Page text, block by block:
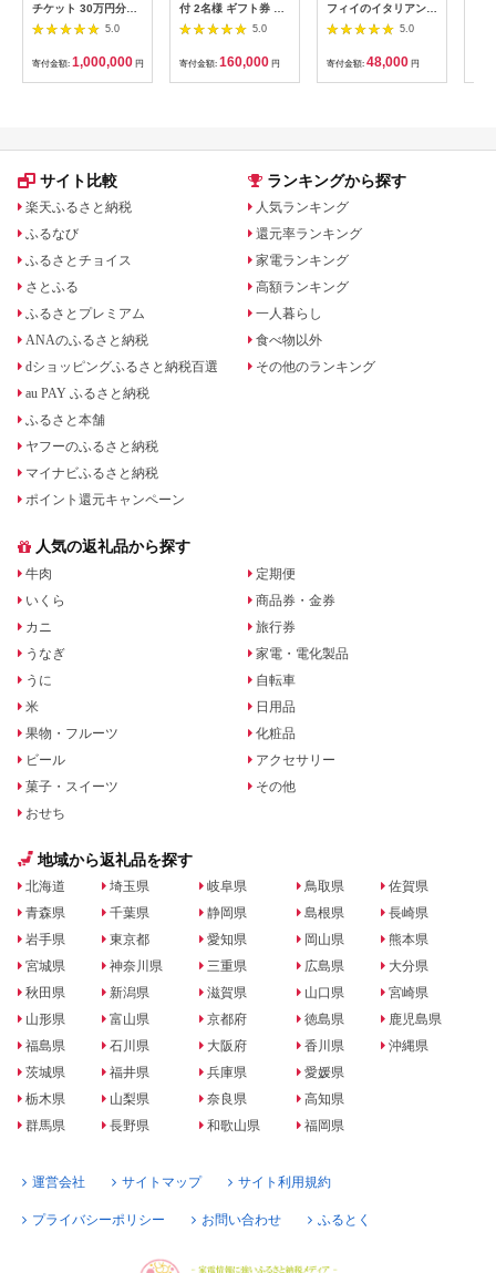
チケット 30万円分
【1360365】
5.0
寄付金額: 1,000,000 円
付 2名様 ギフト券 チ
ケット 券 宿泊 旅行
5.0
寄付金額: 160,000 円
フィイのイタリアンデ
ィナーコースA ペア
5.0
寄付金額: 48,000 円
サイト比較
楽天ふるさと納税
ふるなび
ふるさとチョイス
さとふる
ふるさとプレミアム
ANAのふるさと納税
dショッピングふるさと納税百選
au PAY ふるさと納税
ふるさと本舗
ヤフーのふるさと納税
マイナビふるさと納税
ポイント還元キャンペーン
ランキングから探す
人気ランキング
還元率ランキング
家電ランキング
高額ランキング
一人暮らし
食べ物以外
その他のランキング
人気の返礼品から探す
牛肉
いくら
カニ
うなぎ
うに
米
果物・フルーツ
ビール
菓子・スイーツ
おせち
定期便
商品券・金券
旅行券
家電・電化製品
自転車
日用品
化粧品
アクセサリー
その他
地域から返礼品を探す
北海道
青森県
岩手県
宮城県
秋田県
山形県
福島県
茨城県
栃木県
群馬県
埼玉県
千葉県
東京都
神奈川県
新潟県
富山県
石川県
福井県
山梨県
長野県
岐阜県
静岡県
愛知県
三重県
滋賀県
京都府
大阪府
兵庫県
奈良県
和歌山県
鳥取県
島根県
岡山県
広島県
山口県
徳島県
香川県
愛媛県
高知県
福岡県
佐賀県
長崎県
熊本県
大分県
宮崎県
鹿児島県
沖縄県
運営会社 サイトマップ サイト利用規約
プライバシーポリシー お問い合わせ ふるとく